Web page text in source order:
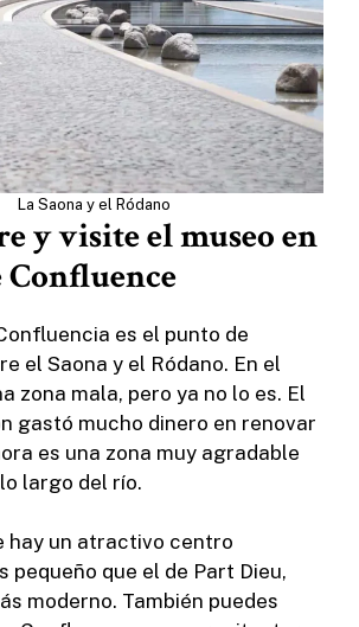
La Saona y el Ródano
y visite el museo en
Confluence
es el punto de
el Saona y el Ródano. En el
zona mala, pero ya no lo es. El
gastó mucho dinero en renovar
es una zona muy agradable
largo del río.
hay un atractivo centro
pequeño que el de Part Dieu,
moderno. También puedes